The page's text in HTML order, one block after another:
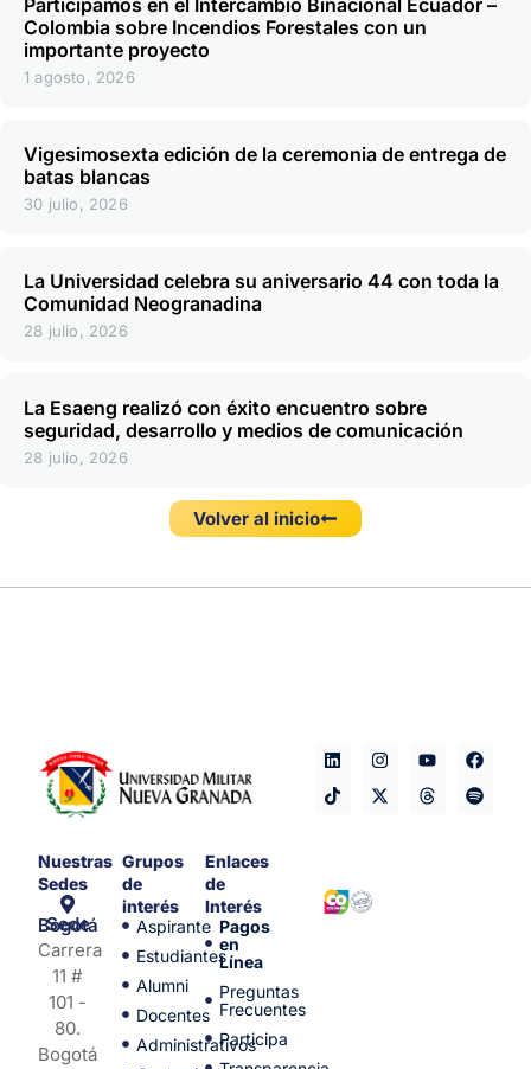
Participamos en el Intercambio Binacional Ecuador –
Colombia sobre Incendios Forestales con un
importante proyecto
1 agosto, 2026
Vigesimosexta edición de la ceremonia de entrega de
batas blancas
30 julio, 2026
La Universidad celebra su aniversario 44 con toda la
Comunidad Neogranadina
28 julio, 2026
La Esaeng realizó con éxito encuentro sobre
seguridad, desarrollo y medios de comunicación
28 julio, 2026
Volver al inicio
Nuestras
Sedes
Sede Bogotá
Carrera
11 #
101 -
80.
Bogotá
Grupos
de
interés
Aspirante
Estudiantes
Alumni
Docentes
Administrativos
Enlaces
de
Interés
Pagos
en
Línea
Preguntas
Frecuentes
Participa